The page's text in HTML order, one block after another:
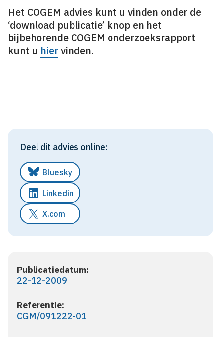
Publicatiedatum:
22-12-2009
Referentie:
CGM/091222-01
Het COGEM advies kunt u vinden onder de
‘download publicatie’ knop en het
bijbehorende COGEM onderzoeksrapport
kunt u hiervinden.
Deel dit advies online:
Bluesky
Linkedin
X.com